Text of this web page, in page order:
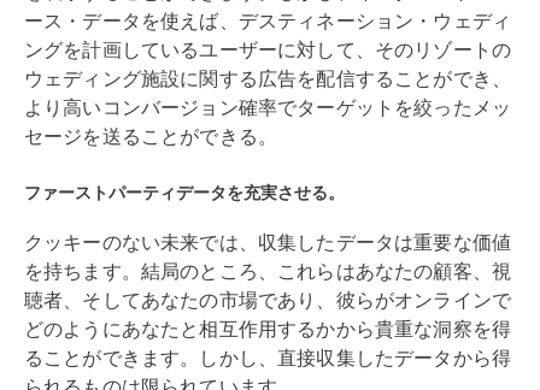
ース・データを使えば、デスティネーション・ウェディ
ングを計画しているユーザーに対して、そのリゾートの
ウェディング施設に関する広告を配信することができ、
より高いコンバージョン確率でターゲットを絞ったメッ
セージを送ることができる。
ファーストパーティデータを充実させる。
クッキーのない未来では、収集したデータは重要な価値
を持ちます。結局のところ、これらはあなたの顧客、視
聴者、そしてあなたの市場であり、彼らがオンラインで
どのようにあなたと相互作用するかから貴重な洞察を得
ることができます。しかし、直接収集したデータから得